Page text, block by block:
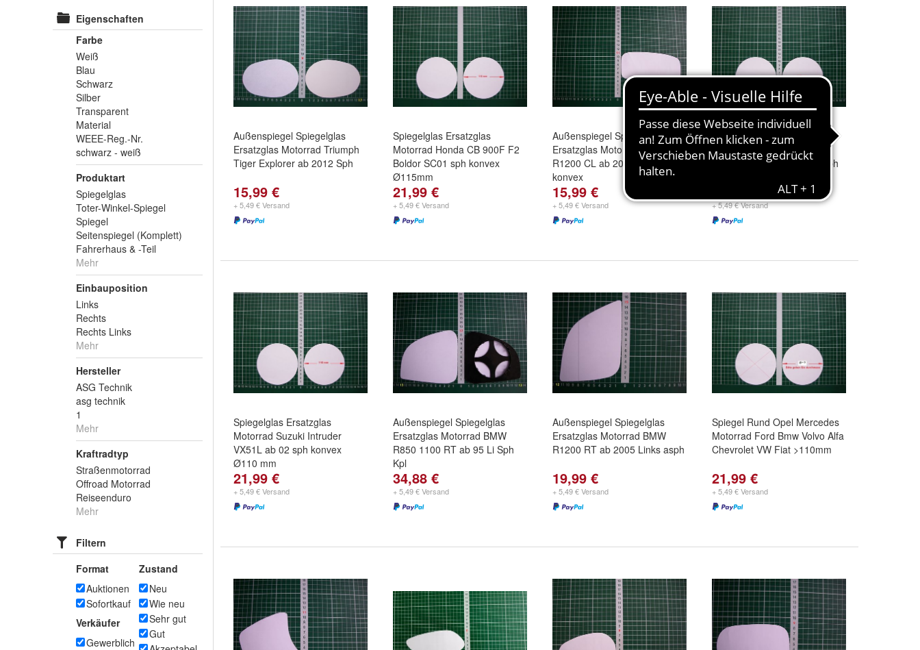
Eigenschaften
Farbe
Weiß
Blau
Schwarz
Silber
Transparent
Material
WEEE-Reg.-Nr.
schwarz - weiß
Produktart
Spiegelglas
Toter-Winkel-Spiegel
Spiegel
Seitenspiegel (Komplett)
Fahrerhaus & -Teil
Mehr
Einbauposition
Links
Rechts
Rechts Links
Mehr
Hersteller
ASG Technik
asg technik
1
Mehr
Kraftradtyp
Straßenmotorrad
Offroad Motorrad
Reiseenduro
Mehr
Filtern
Format
Auktionen
Sofortkauf
Verkäufer
Gewerblich
Zustand
Neu
Wie neu
Sehr gut
Gut
Außenspiegel Spiegelglas
Ersatzglas Motorrad Triumph
Tiger Explorer ab 2012 Sph
15,99 €
+ 5,49 € Versand
Spiegelglas Ersatzglas
Motorrad Honda CB 900F F2
Boldor SC01 sph konvex
Ø115mm
21,99 €
+ 5,49 € Versand
Außenspiegel Spiegelglas
Ersatzglas Motorrad BMW
R1200 CL ab 2002 Re Sph
konvex
15,99 €
+ 5,49 € Versand
Spiegelglas Ersatzglas
Motorrad BMW R1200° GS
Adventure K255 ab 2006 sph
+ 5,49 € Versand
Spiegelglas Ersatzglas
Motorrad Suzuki Intruder
VX51L ab 02 sph konvex
Ø110 mm
21,99 €
+ 5,49 € Versand
Außenspiegel Spiegelglas
Ersatzglas Motorrad BMW
R850 1100 RT ab 95 Li Sph
Kpl
34,88 €
+ 5,49 € Versand
Außenspiegel Spiegelglas
Ersatzglas Motorrad BMW
R1200 RT ab 2005 Links asph
19,99 €
+ 5,49 € Versand
Spiegel Rund Opel Mercedes
Motorrad Ford Bmw Volvo Alfa
Chevrolet VW Fiat >110mm
21,99 €
+ 5,49 € Versand